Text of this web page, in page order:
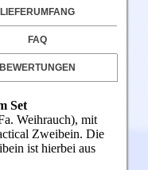
LIEFERUMFANG
FAQ
BEWERTUNGEN
Set
Weihrauch), mit
Zweibein. Die
ist hierbei aus